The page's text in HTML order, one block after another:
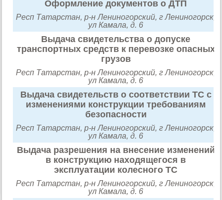
Оформление документов о ДТП
Респ Татарстан, р-н Лениногорский, г Лениногорск,
ул Камала, д. 6
Выдача свидетельства о допуске
транспортных средств к перевозке опасных
грузов
Респ Татарстан, р-н Лениногорский, г Лениногорск,
ул Камала, д. 6
Выдача свидетельств о соответствии ТС с
изменениями конструкции требованиям
безопасности
Респ Татарстан, р-н Лениногорский, г Лениногорск,
ул Камала, д. 6
Выдача разрешения на внесение изменений
в конструкцию находящегося в
эксплуатации колесного ТС
Респ Татарстан, р-н Лениногорский, г Лениногорск,
ул Камала, д. 6